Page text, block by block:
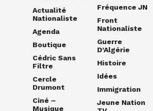
Actualité
Nationaliste
Agenda
Boutique
Cédric Sans
Filtre
Cercle
Drumont
Ciné –
Musique
Fréquence JN
Front
Nationaliste
Guerre
D'Algérie
Histoire
Idées
Immigration
Jeune Nation